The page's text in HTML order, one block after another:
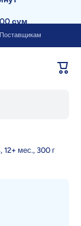
Поставщикам
мес., 300 г